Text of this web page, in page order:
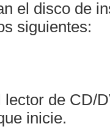
el disco de
siguientes:
lector de CD/
inicie.